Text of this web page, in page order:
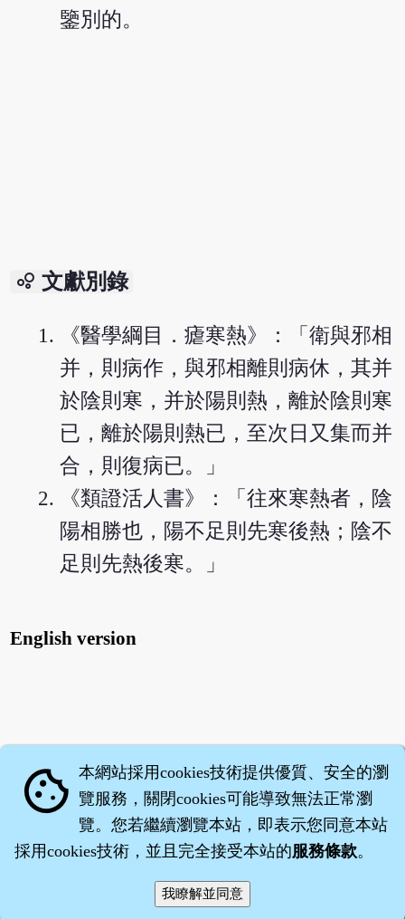
鑒別的。
bubble_chart 文獻別錄
《醫學綱目．瘧寒熱》：「衛與邪相
并，則病作，與邪相離則病休，其并
於陰則寒，并於陽則熱，離於陰則寒
已，離於陽則熱已，至次日又集而并
合，則復病已。」
《類證活人書》：「往來寒熱者，陰
陽相勝也，陽不足則先寒後熱；陰不
足則先熱後寒。」
English version
‧沈藥子©2008～2026
cookie 本網站採用cookies技術提供優質、安全的瀏
覽服務，關閉cookies可能導致無法正常瀏
覽。您若繼續瀏覽本站，即表示您同意本站
採用cookies技術，並且完全接受本站的服務條款。